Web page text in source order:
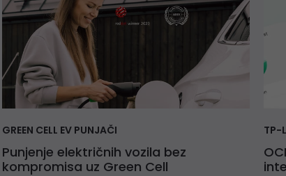
GREEN CELL EV PUNJAČI
Punjenje električnih vozila bez
kompromisa uz Green Cell
TP-